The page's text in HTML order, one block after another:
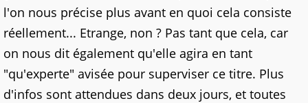
l'on nous précise plus avant en quoi cela consiste
réellement... Etrange, non ? Pas tant que cela, car
on nous dit également qu'elle agira en tant
"qu'experte" avisée pour superviser ce titre. Plus
d'infos sont attendues dans deux jours, et toutes